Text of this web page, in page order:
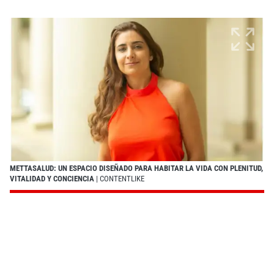
METTASALUD: UN ESPACIO DISEÑADO PARA HABITAR LA VIDA CON PLENITUD,
VITALIDAD Y CONCIENCIA | CONTENTLIKE